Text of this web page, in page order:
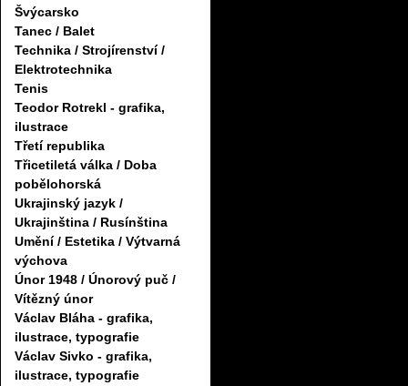
Švýcarsko
Tanec / Balet
Technika / Strojírenství /
Elektrotechnika
Tenis
Teodor Rotrekl - grafika,
ilustrace
Třetí republika
Třicetiletá válka / Doba
pobělohorská
Ukrajinský jazyk /
Ukrajinština / Rusínština
Umění / Estetika / Výtvarná
výchova
Únor 1948 / Únorový puč /
Vítězný únor
Václav Bláha - grafika,
ilustrace, typografie
Václav Sivko - grafika,
ilustrace, typografie